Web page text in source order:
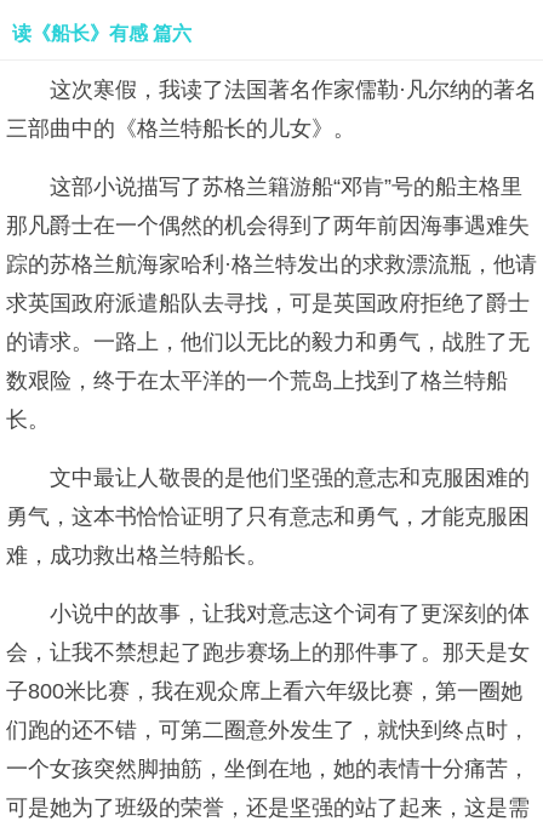
读《船长》有感 篇六
这次寒假，我读了法国著名作家儒勒·凡尔纳的著名
三部曲中的《格兰特船长的儿女》。
这部小说描写了苏格兰籍游船“邓肯”号的船主格里
那凡爵士在一个偶然的机会得到了两年前因海事遇难失
踪的苏格兰航海家哈利·格兰特发出的求救漂流瓶，他请
求英国政府派遣船队去寻找，可是英国政府拒绝了爵士
的请求。一路上，他们以无比的毅力和勇气，战胜了无
数艰险，终于在太平洋的一个荒岛上找到了格兰特船
长。
文中最让人敬畏的是他们坚强的意志和克服困难的
勇气，这本书恰恰证明了只有意志和勇气，才能克服困
难，成功救出格兰特船长。
小说中的故事，让我对意志这个词有了更深刻的体
会，让我不禁想起了跑步赛场上的那件事了。那天是女
子800米比赛，我在观众席上看六年级比赛，第一圈她
们跑的还不错，可第二圈意外发生了，就快到终点时，
一个女孩突然脚抽筋，坐倒在地，她的表情十分痛苦，
可是她为了班级的荣誉，还是坚强的站了起来，这是需